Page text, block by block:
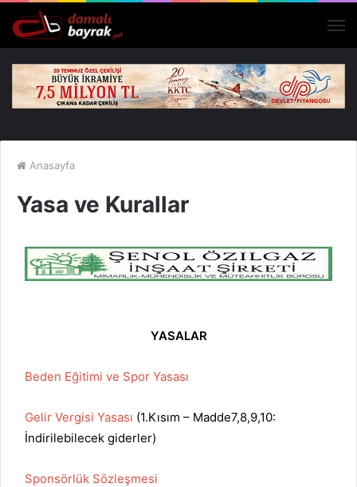
Anasayfa
Yasa ve Kurallar
YASALAR
Beden Eğitimi ve Spor Yasası
Gelir Vergisi Yasası (1.Kısım – Madde7,8,9,10:
İndirilebilecek giderler)
Sponsörlük Sözleşmesi